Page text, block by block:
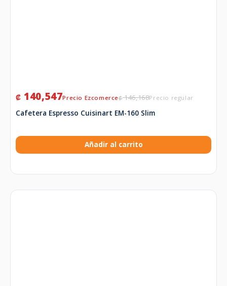
₡146,168
₡ 140,547
Cafetera Espresso Cuisinart EM-160 Slim
Añadir al carrito